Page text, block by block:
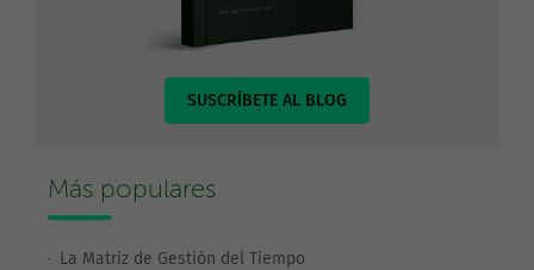
SUSCRÍBETE AL BLOG
Más populares
La Matriz de Gestión del Tiempo